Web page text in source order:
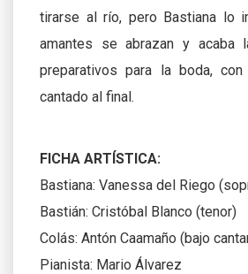
tirarse al río, pero Bastiana lo
amantes se abrazan y acaba
preparativos para la boda,
cantado al final.
FICHA ARTÍSTICA:
Bastiana: Vanessa del Riego
Bastián: Cristóbal Blanco (tenor)
Colás: Antón Caamaño (bajo
Pianista: Mario Álvarez